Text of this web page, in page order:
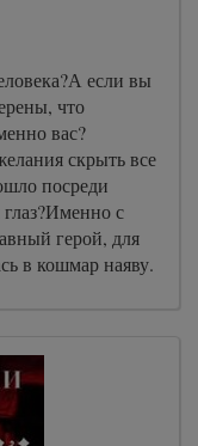
если вы
что
вас?
скрыть все
посреди
с
герой, для
в кошмар наяву.